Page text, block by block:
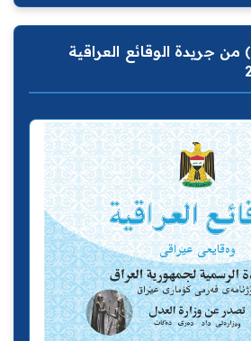
صدر العدد (4875) من جريدة الوقائع العراقية